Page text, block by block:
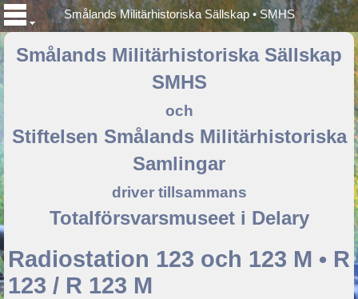
Smålands Militärhistoriska Sällskap • SMHS
Smålands Militärhistoriska Sällskap
SMHS
och
Stiftelsen Smålands Militärhistoriska
Samlingar
driver tillsammans
Totalförsvarsmuseet i Delary
Radiostation 123 och 123 M • R
123 / R 123 M